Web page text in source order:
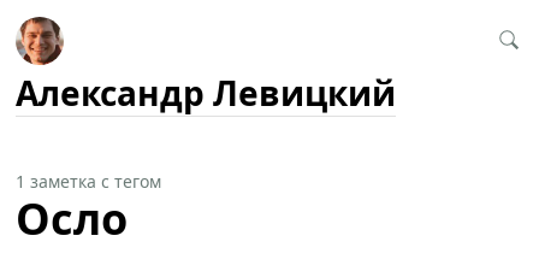
Александр Левицкий
1 заметка с тегом
Осло